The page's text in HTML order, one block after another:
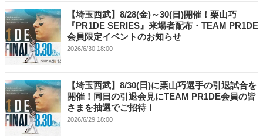
【埼玉西武】8/28(金)～30(日)開催！栗山巧
『PR1DE SERIES』来場者配布・TEAM PR1DE
会員限定イベントのお知らせ
2026/6/30 18:00
【埼玉西武】8/30(日)に栗山巧選手の引退試合を
開催！同日の引退会見にTEAM PR1DE会員の皆
さまを抽選でご招待！
2026/6/29 18:00